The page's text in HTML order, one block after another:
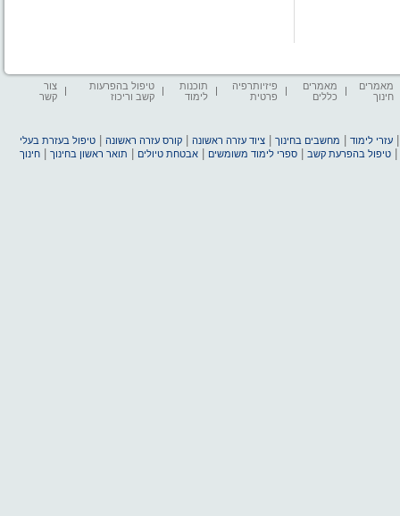
מאמרים
חינוך
מאמרים
כללים
פיזיותרפיה
פרטית
תוכנות
לימוד
טיפול בהפרעות
קשב וריכוז
צור
קשר
עזרי לימוד מחשבים בחינוך |ציוד עזרה ראשונה |קורס עזרה ראשונה |טיפול בעזרת בעלי
|טיפול בהפרעת קשב |ספרי לימוד משומשים |אבטחת טיולים תואר ראשון בחינוך |חינוך